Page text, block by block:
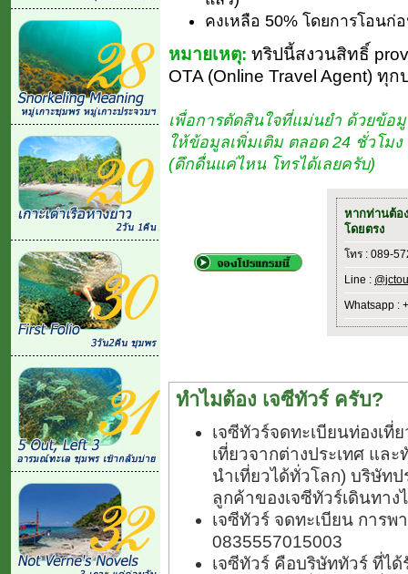
คงเหลือ 50% โดยการโอนก่
หมายเหตุ: ทริปนี้สงวนสิทธิ์
OTA (Online Travel Agent) ทุก
เพื่อการตัดสินใจที่แม่นยำ ด้วยข้อ
ให้ข้อมูลเพิ่มเติม ตลอด 24 ชั่วโม
(ดึกดื่นแค่ไหน โทรได้เลยครับ)
หากท่านต้อ
โดยตรง
โทร : 089-
Line :
Whatsapp :
ทำไมต้อง เจซีทัวร์ ครับ?
เจซีทัวร์จดทะเบียนท่องเที่
เที่ยวจากต่างประเทศ แล
นำเที่ยวได้ทั่วโลก) บริษัท
ลูกค้าของเจซีทัวร์เดินทาง
เจซีทัวร์ จดทะเบียน การ
0835557015003
เจซีทัวร์ คือบริษัททัวร์ ที่ไ